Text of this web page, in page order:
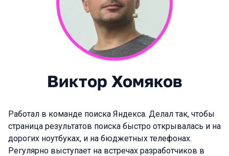
Виктор Хомяков
Работал в команде поиска Яндекса. Делал так, чтобы
страница результатов поиска быстро открывалась и на
дорогих ноутбуках, и на бюджетных телефонах.
Регулярно выступает на встречах разработчиков в